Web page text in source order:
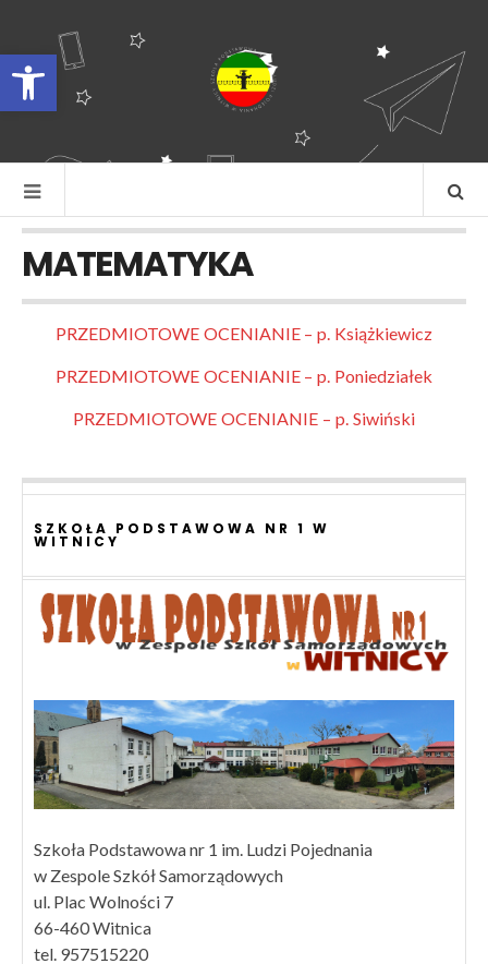
Otwórz pasek narzędzi
MATEMATYKA
PRZEDMIOTOWE OCENIANIE – p. Książkiewicz
PRZEDMIOTOWE OCENIANIE – p. Poniedziałek
PRZEDMIOTOWE OCENIANIE – p. Siwiński
SZKOŁA PODSTAWOWA NR 1 W
WITNICY
Szkoła Podstawowa nr 1 im. Ludzi Pojednania
w Zespole Szkół Samorządowych
ul. Plac Wolności 7
66-460 Witnica
tel. 957515220